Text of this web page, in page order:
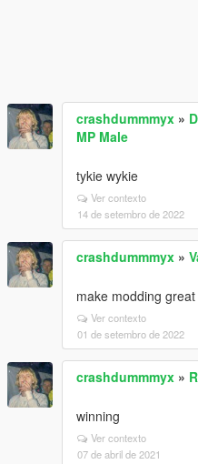
crashdummmyx »
MP Male
tykie wykie
Ver contexto
14 de setembro de 2022
crashdummmyx »
make modding
Ver contexto
01 de setembro de 2022
crashdummmyx »
winning
Ver contexto
07 de abril de 2021